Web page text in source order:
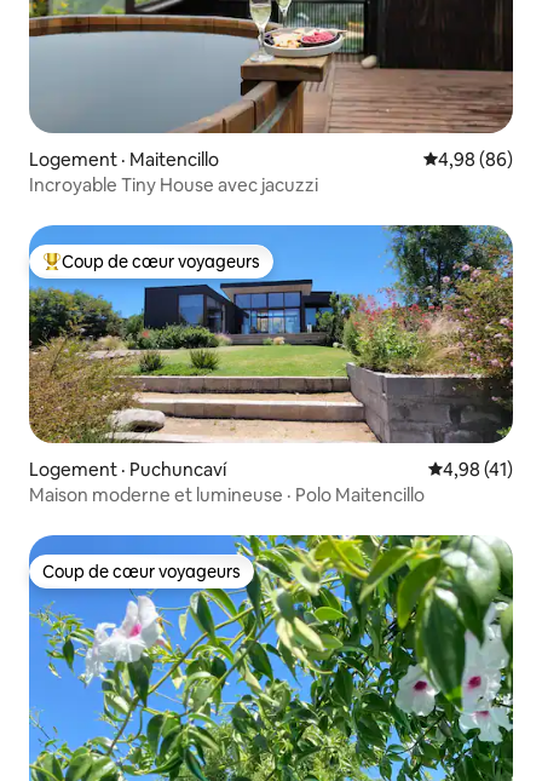
Logement · Maitencillo Note
4,98 (86)
Incroyable Tiny House avec jacuzzi
Coup de cœur voyageurs parmi les plus aimés
Coup de cœur voyageurs
Logement · Puchuncaví Note
4,98 (41)
Maison moderne et lumineuse · Polo Maitencillo
Coup de cœur voyageurs
Coup de cœur voyageurs